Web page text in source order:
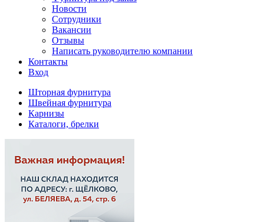
Новости
Сотрудники
Вакансии
Отзывы
Написать руководителю компании
Контакты
Вход
Шторная фурнитура
Швейная фурнитура
Карнизы
Каталоги, брелки